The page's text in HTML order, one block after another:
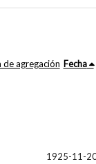
de agregación Fecha
1925-11-